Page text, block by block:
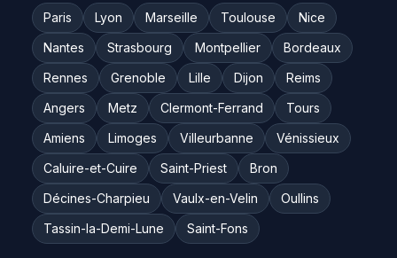
Paris Lyon Marseille Toulouse
Nice
Nantes
Strasbourg Montpellier
Bordeaux
Rennes
Grenoble Lille Dijon
Reims
Angers
Metz Clermont-Ferrand
Tours
Amiens
Limoges Villeurbanne
Vénissieux
Caluire-et-Cuire
Saint-Priest
Bron
Décines-Charpieu
Vaulx-en-Velin
Oullins
Tassin-la-Demi-Lune
Saint-Fons